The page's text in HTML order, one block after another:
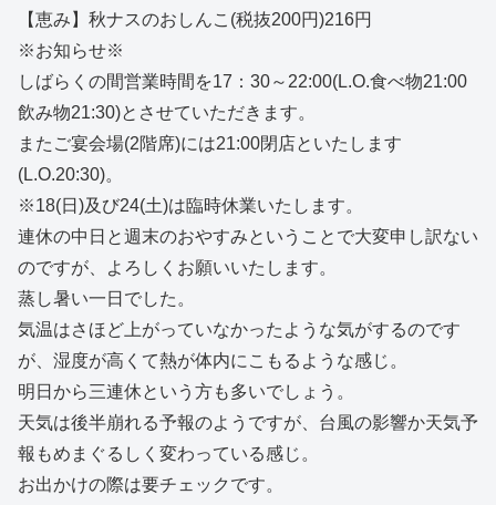
【恵み】秋ナスのおしんこ(税抜200円)216円
※お知らせ※
しばらくの間営業時間を17：30～22:00(L.O.食べ物21:00
飲み物21:30)とさせていただきます。
またご宴会場(2階席)には21:00閉店といたします
(L.O.20:30)。
※18(日)及び24(土)は臨時休業いたします。
連休の中日と週末のおやすみということで大変申し訳ない
のですが、よろしくお願いいたします。
蒸し暑い一日でした。
気温はさほど上がっていなかったような気がするのです
が、湿度が高くて熱が体内にこもるような感じ。
明日から三連休という方も多いでしょう。
天気は後半崩れる予報のようですが、台風の影響か天気予
報もめまぐるしく変わっている感じ。
お出かけの際は要チェックです。